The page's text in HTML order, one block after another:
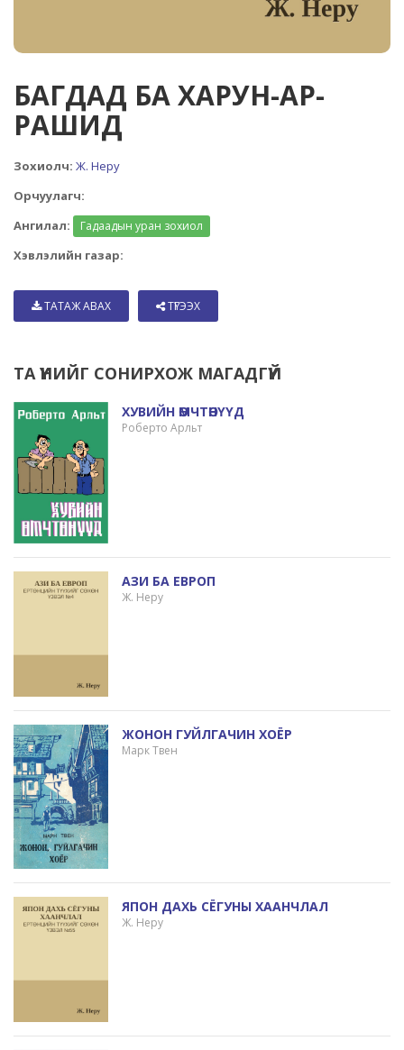
БАГДАД БА ХАРУН-АР-
РАШИД
Зохиолч: Ж. Неру
Орчуулагч:
Ангилал:
Гадаадын уран зохиол
Хэвлэлийн газар:
ТАТАЖ АВАХ ТҮГЭЭХ
ТА ҮҮНИЙГ СОНИРХОЖ МАГАДГҮЙ
ХУВИЙН ӨМЧТӨНҮҮД
Роберто Арльт
АЗИ БА ЕВРОП
Ж. Неру
ЖОНОН ГУЙЛГАЧИН ХОЁР
Марк Твен
ЯПОН ДАХЬ СЁГУНЫ ХААНЧЛАЛ
Ж. Неру